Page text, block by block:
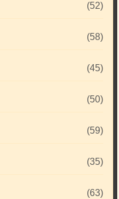
(52)
(58)
(45)
(50)
(59)
(35)
(63)